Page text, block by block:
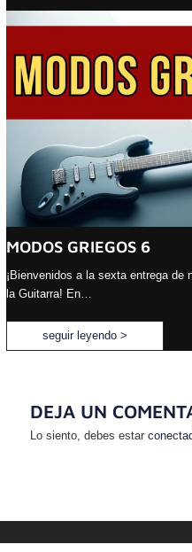
MODOS GRIEGOS 6
¡Bienvenidos a la sexta entrega de
la Guitarra! En…
seguir leyendo >
DEJA UN
Lo siento, debes estar